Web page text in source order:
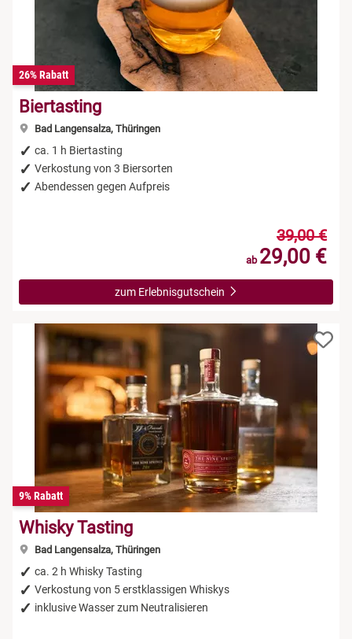
26% Rabatt
Biertasting
Bad Langensalza, Thüringen
ca. 1 h Biertasting
Verkostung von 3 Biersorten
Abendessen gegen Aufpreis
39,00 €
ab 29,00 €
zum Erlebnisgutschein
9% Rabatt
Whisky Tasting
Bad Langensalza, Thüringen
ca. 2 h Whisky Tasting
Verkostung von 5 erstklassigen Whiskys
inklusive Wasser zum Neutralisieren